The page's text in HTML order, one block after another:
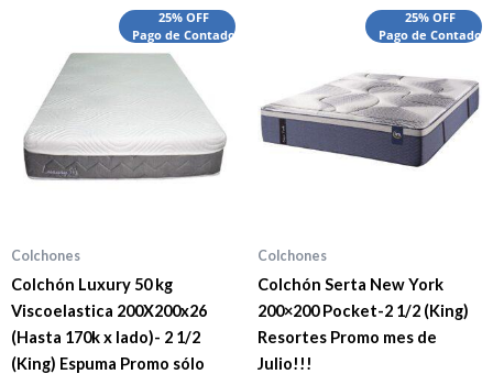
25% OFF
Pago de Contado
Colchones
Colchón Luxury 50 kg
Viscoelastica 200X200x26
(Hasta 170k x lado)- 2 1/2
(King) Espuma Promo sólo
El
precio
original
$2,065,000.00.
El
precio
$1,905,000.00.
25% OFF
Pago de Contado
Colchones
Colchón Serta New York
200×200 Pocket-2 1/2 (King)
Resortes Promo mes de
Julio!!!
El
precio
era:
$2,850,000.00.
El